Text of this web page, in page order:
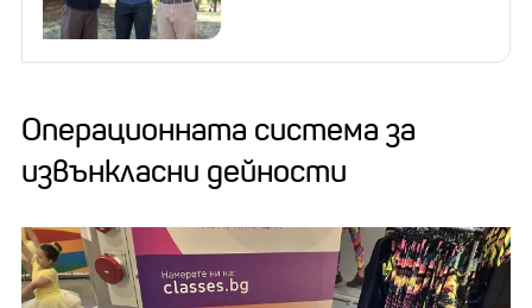
Операционната система за
извънкласни дейности